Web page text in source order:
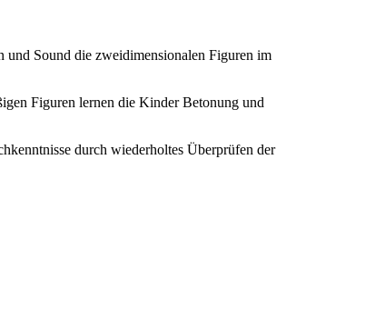
Sound die zweidimensionalen Figuren im
Figuren lernen die Kinder Betonung und
durch wiederholtes Überprüfen der